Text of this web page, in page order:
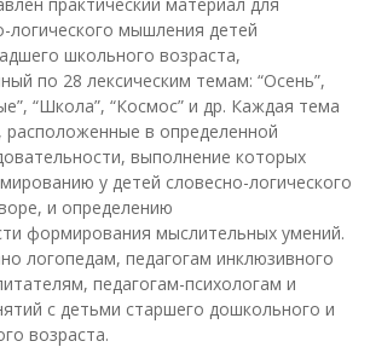
логического мышления детей
школьного возраста,
по 28 лексическим темам: “Осень”,
“Школа”, “Космос” и др. Каждая тема
расположенные в определенной
выполнение которых
у детей словесно-логического
и определению
формирования мыслительных умений.
логопедам, педагогам инклюзивного
педагогам-психологам и
с детьми старшего дошкольного и
возраста.